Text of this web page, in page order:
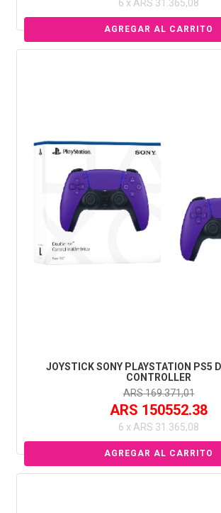
6 x ARS 31.365,08
JOYSTICK SONY PLAYSTATION PS5
CONTROLLER
ARS 169.371,01
ARS 150552.38
6 x ARS 31.365,08